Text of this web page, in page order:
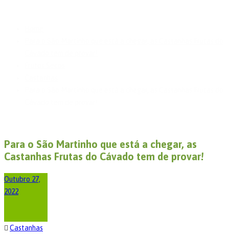
Para o São Martinho que está a chegar, as
Castanhas Frutas do Cávado tem de provar!
Outubro 27,
2022
Castanhas